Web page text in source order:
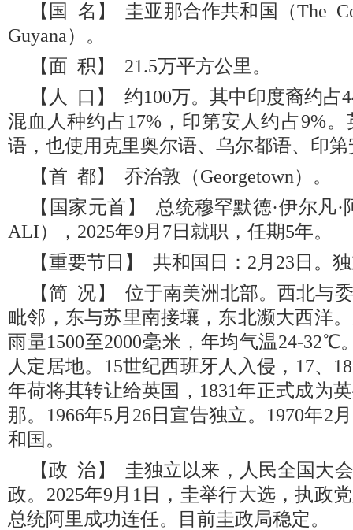
【国 名】 圭亚那合作共和国（The
Guyana）。
【面 积】 21.5万平方公里。
【人 口】 约100万。其中印度裔约占
混血人种约占17%，印第安人约占9%
语，也使用克里奥尔语、乌尔都语、印
【首 都】 乔治敦（Georgetown）。
【国家元首】 总统穆罕默德·伊尔凡
ALI），2025年9月7日就职，任期5年。
【重要节日】 共和国日：2月23日。
【简 况】 位于南美洲北部。西北与
毗邻，东与苏里南接壤，东北濒大西洋
雨量1500至2000毫米，年均气温24-32℃
人定居地。15世纪西班牙人入侵，17、
年荷将其转让给英国，1831年正式成为
那。1966年5月26日宣告独立。1970年2
和国。
【政 治】 圭独立以来，人民全国大
政。2025年9月1日，圭举行大选，执政
总统阿里成功连任。目前圭政局稳定。